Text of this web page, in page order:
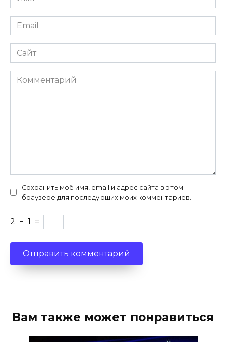
*
Email
*
Сайт
Комментарий
Сохранить моё имя, email и адрес сайта в этом
браузере для последующих моих комментариев.
2 − 1 =
Вам также может понравиться